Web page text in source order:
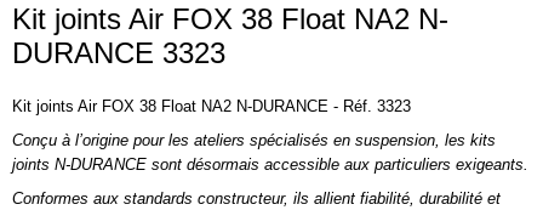
Kit joints Air FOX 38 Float NA2 N-
DURANCE 3323
Kit joints Air FOX 38 Float NA2 N-DURANCE - Réf. 3323
Conçu à l’origine pour les ateliers spécialisés en suspension, les kits
joints N-DURANCE sont désormais accessible aux particuliers exigeants.
Conformes aux standards constructeur, ils allient fiabilité, durabilité et